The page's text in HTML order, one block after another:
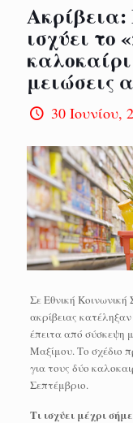
ισχύει
μειώσεις
30 Ιουνίου,
Σε Εθνική
ακρίβειας
έπειτα από σύσκεψη
Μαξίμου. Το σχέδιο
για τους δύο
Σεπτέμβριο.
Τι ισχύει μέχρι